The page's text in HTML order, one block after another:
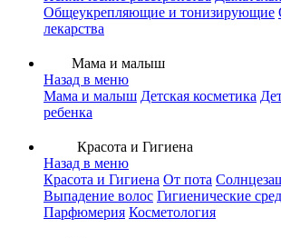
Общеукрепляющие и тонизирующие
лекарства
Мама и малыш
Назад в меню
Мама и малыш Детская косметика
ребенка
Красота и Гигиена
Назад в меню
Красота и Гигиена От пота
Выпадение волос Гигиенические
Парфюмерия Косметология